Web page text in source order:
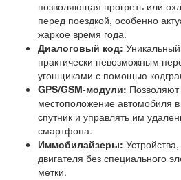
позволяющая прогреть или
перед поездкой, особенно
жаркое время года.
Диалоговый код:
практически невозможным
угонщиками с помощью
GPS/GSM-модули: Позволяют
местоположение автомобиля
спутник и управлять им
смартфона.
Иммобилайзеры:
двигателя без специального
метки.